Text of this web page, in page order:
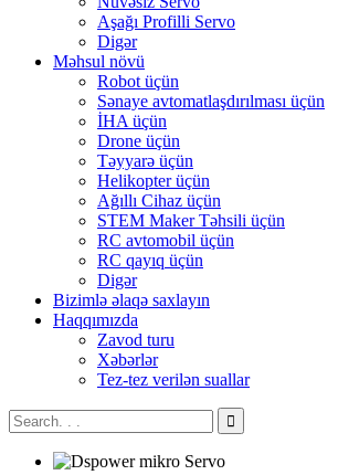
Aşağı Profilli Servo
Digər
Məhsul növü
Robot üçün
Sənaye avtomatlaşdırılması üçün
İHA üçün
Drone üçün
Təyyarə üçün
Helikopter üçün
Ağıllı Cihaz üçün
STEM Maker Təhsili üçün
RC avtomobil üçün
RC qayıq üçün
Digər
Bizimlə əlaqə saxlayın
Haqqımızda
Zavod turu
Xəbərlər
Tez-tez verilən suallar